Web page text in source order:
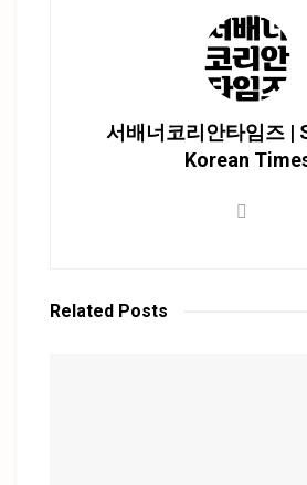
서배너코리안타임즈 |
Korean
Related Posts